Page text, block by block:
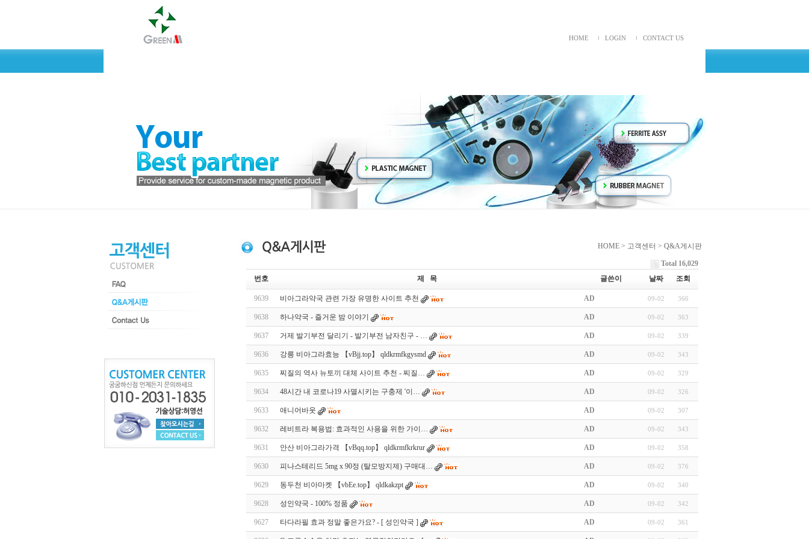
HOME LOGIN CONTACT US
HOME > 고객센터 > Q&A게시판
Total 16,029
번호
제 목 글쓴이 날짜 조회
9639 비아그라약국 관련 가장 유명한 사이트 추천 AD 09-02 366
9638 하나약국 - 즐거운 밤 이야기 AD 09-02 363
9637 거제 발기부전 달리기 - 발기부전 남자친구 - … AD 09-02 339
9636 강릉 비아그라효능 【vBjj.top】 qldkrmfkgysmd AD 09-02 343
9635 찌질의 역사 뉴토끼 대체 사이트 추천 - 찌질… AD 09-02 329
9634 48시간 내 코로나19 사멸시키는 구충제 '이… AD 09-02 326
9633 애니어바웃 AD 09-02 307
9632 레비트라 복용법: 효과적인 사용을 위한 가이… AD 09-02 343
9631 안산 비아그라가격 【vBqq.top】 qldkrmfkrkrur AD 09-02 358
9630 피나스테리드 5mg x 90정 (탈모방지제) 구매대… AD 09-02 376
9629 동두천 비아마켓 【vbEe.top】 qldkakzpt AD 09-02 340
9628 성인약국 - 100% 정품 AD 09-02 342
9627 타다라필 효과 정말 좋은가요? - [ 성인약국 ] AD 09-02 361